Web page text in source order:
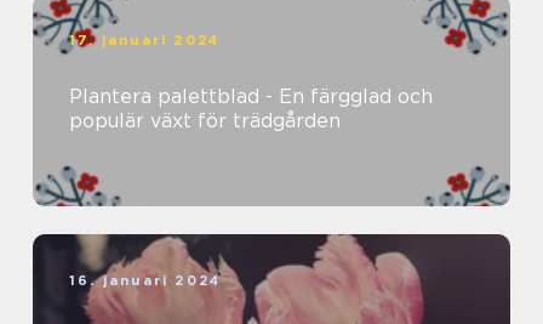
17. januari 2024
Plantera palettblad - En färgglad och
populär växt för trädgården
16. januari 2024